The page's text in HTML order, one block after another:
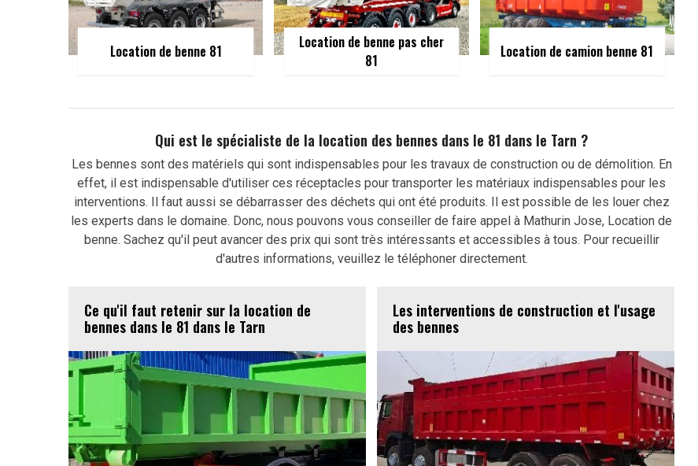
Location de benne 81
Location de benne pas cher
81
Location de camion benne 81
Qui est le spécialiste de la location des bennes dans le 81 dans le Tarn ?
Les bennes sont des matériels qui sont indispensables pour les travaux de construction ou de démolition. En
effet, il est indispensable d'utiliser ces réceptacles pour transporter les matériaux indispensables pour les
interventions. Il faut aussi se débarrasser des déchets qui ont été produits. Il est possible de les louer chez
les experts dans le domaine. Donc, nous pouvons vous conseiller de faire appel à Mathurin Jose, Location de
benne. Sachez qu'il peut avancer des prix qui sont très intéressants et accessibles à tous. Pour recueillir
d'autres informations, veuillez le téléphoner directement.
Ce qu'il faut retenir sur la location de
bennes dans le 81 dans le Tarn
Les interventions de construction et l'usage
des bennes